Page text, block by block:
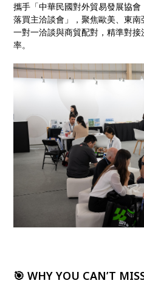
攜手「中華民國對外貿易發展協
落買主洽談會」，聚焦歐美、東
一對一洽談與商貿配對，精準對
率。
🎯 WHY YOU CAN’T